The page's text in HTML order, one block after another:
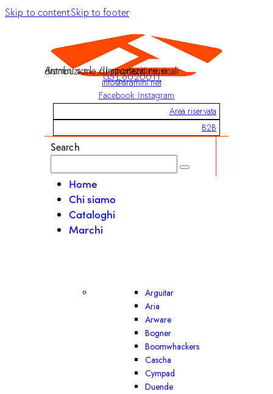
Skip to contentSkip to footer
Aramini s.r.l. / Importazione e distribuzione di strumenti musicali
051 6020011
info@aramini.net
Facebook Instagram
Area riservata
B2B
Search
Home
Chi siamo
Cataloghi
Marchi
Arguitar
Aria
Arware
Bogner
Boomwhackers
Cascha
Cympad
Duende